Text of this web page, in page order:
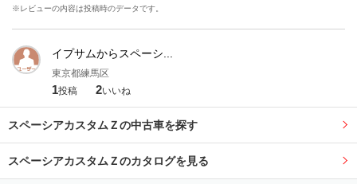
※レビューの内容は投稿時のデータです。
イプサムからスペーシ...
東京都練馬区
1投稿 2いいね
スペーシアカスタムＺの中古車を探す
スペーシアカスタムＺのカタログを見る